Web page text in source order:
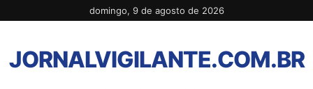
para
conteúdo
domingo, 9 de agosto de 2026
JORNALVIGILANTE.COM.BR